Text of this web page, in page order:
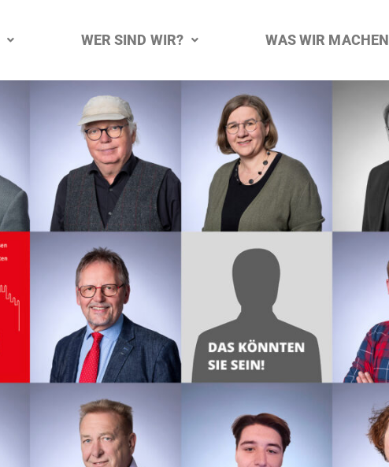
WER SIND WIR? WAS WIR MACHEN